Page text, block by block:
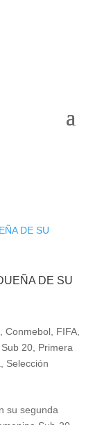
DE SU
Conmebol, FIFA,
20, Primera
Selección
su segunda